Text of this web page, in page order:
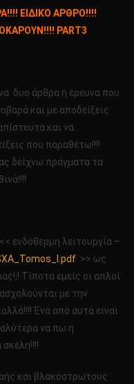
ΠΑΝΕΛΛΗΝΙΑ
ΑΝΑΦΟΡΑ!!!!
ΜΥΣΤΙΚΑ
ΠΟΥ
ΣΟΚΑΡΟΥΝ!!!!
PART3
ΕΙΔΙΚΟ ΑΡΘΡΟ!!!!
PART3
δυο άρθρα η έρευνα που
και με αποδείξεις
και να
που παραθέτω!!!!
δείχνω πράγματα τα
ενδόθερμη λειτουργία –
>> ως
Τίποτα εμείς οι απλοί
με την
Ένα από αυτά είναι
να πω η
και βλακόστρωτους